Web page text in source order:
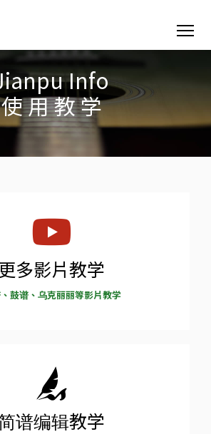
Info
使 用 教 学
更多影片教学
鼓谱、乌克丽丽等影片教学
谱编辑教学